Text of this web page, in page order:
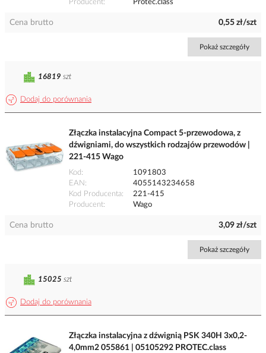
Producent Protec.class
Cena brutto 0,55 zł/szt
Pokaż szczegóły
Dodaj do porównania
16819 szt
Złączka instalacyjna Compact 5-przewodowa, z
dźwigniami, do wszystkich rodzajów przewodów |
221-415 Wago
Kod
1091803
EAN
4055143234658
Kod Producenta
221-415
Producent
Wago
Cena brutto 3,09 zł/szt
Pokaż szczegóły
Dodaj do porównania
15025 szt
Złączka instalacyjna z dźwignią PSK 340H 3x0,2-
4,0mm2 055861 | 05105292 PROTEC.class